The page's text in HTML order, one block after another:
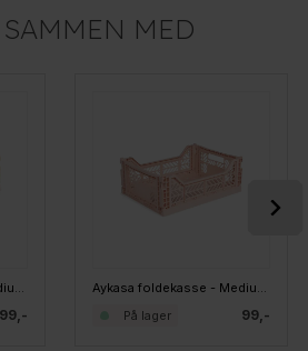
MED
Aykasa foldekasse - Medium - Mustard
99,-
Aykasa foldekasse - Medium - Milk Tea
99,-
På lager